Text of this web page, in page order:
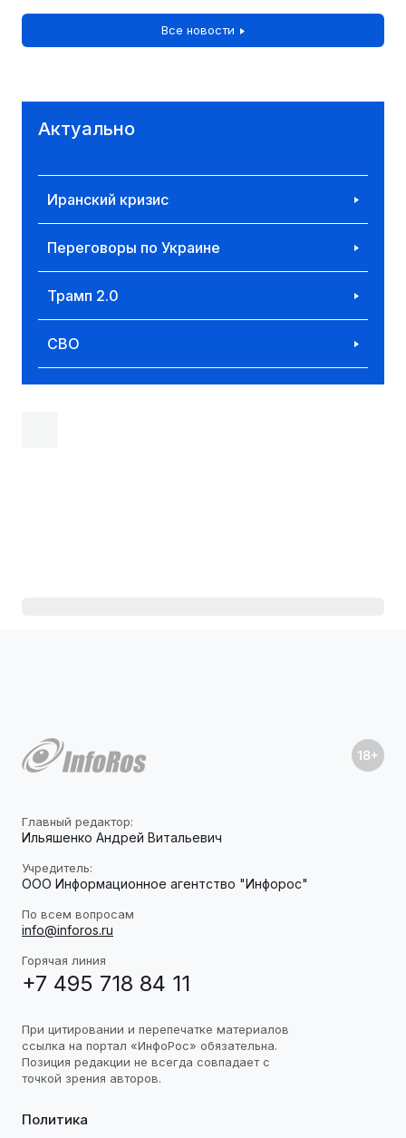
Все новости
Актуально
Иранский кризис
Переговоры по Украине
Трамп 2.0
СВО
Главный редактор:
Ильяшенко Андрей Витальевич
Учредитель:
ООО Информационное агентство "Инфорос"
По всем вопросам
info@inforos.ru
Горячая линия
+7 495 718 84 11
При цитировании и перепечатке материалов
ссылка на портал «ИнфоРос» обязательна.
Позиция редакции не всегда совпадает с
точкой зрения авторов.
Политика